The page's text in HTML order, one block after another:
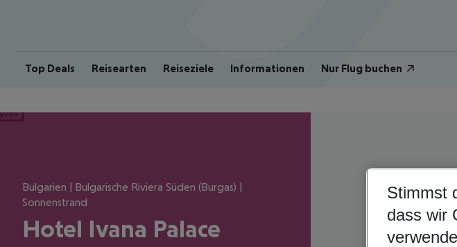
Top Deals Reisearten Reiseziele Informationen Nur Flug buchen
Bulgarien | Bulgarische Riviera Süden (Burgas) |
Sonnenstrand
Hotel Ivana Palace
Stimmst
dass wir